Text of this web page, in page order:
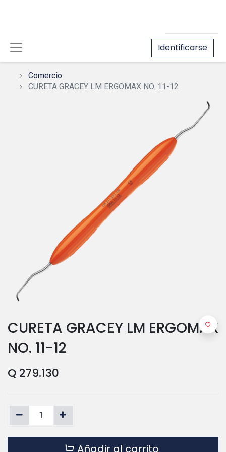
Identificarse
Comercio
CURETA GRACEY LM ERGOMAX NO. 11-12
CURETA GRACEY LM ERGOMAX
NO. 11-12
Q 279.130
Añadir al carrito